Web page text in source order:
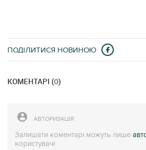
ПОДІЛИТИСЯ НОВИНОЮ
КОМЕНТАРІ (0)
АВТОРИЗАЦІЯ
Залишати коментарі можуть лише
користувачі